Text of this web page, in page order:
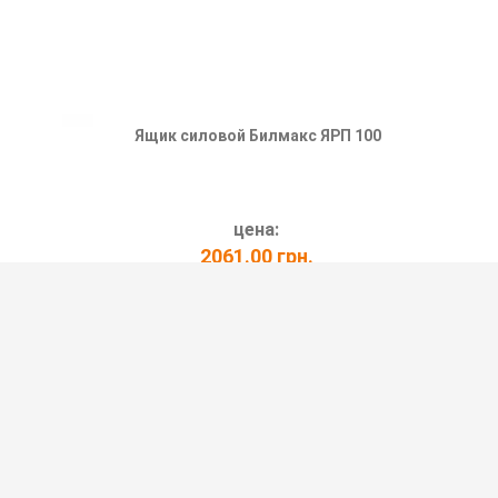
Ящик силовой Билмакс ЯРП 100
цена:
2061.00 грн.